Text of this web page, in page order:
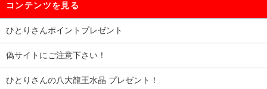
コンテンツを見る
ひとりさんポイントプレゼント
偽サイトにご注意下さい！
ひとりさんの八大龍王水晶 プレゼント！